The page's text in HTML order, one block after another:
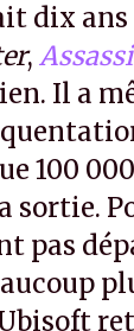
dix
,
Il a
100
sortie.
pas